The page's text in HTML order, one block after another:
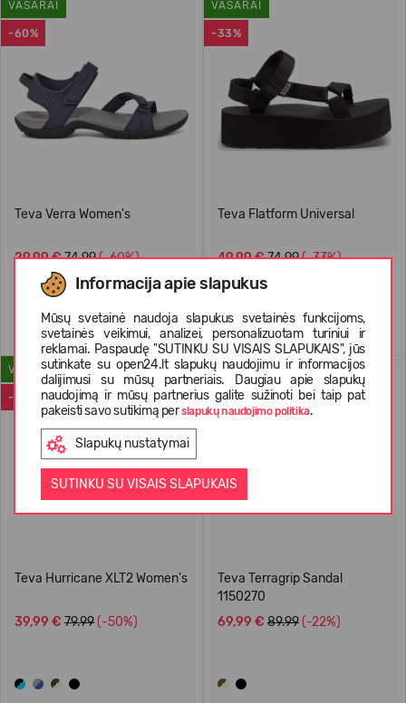
Informacija apie slapukus
Mūsų svetainė naudoja slapukus svetainės funkcijoms,
svetainės veikimui, analizei, personalizuotam turiniui ir
reklamai. Paspaudę "SUTINKU SU VISAIS SLAPUKAIS", jūs
sutinkate su open24.lt slapukų naudojimu ir informacijos
dalijimusi su mūsų partneriais. Daugiau apie slapukų
naudojimą ir mūsų partnerius galite sužinoti bei taip pat
pakeisti savo sutikimą perslapukų naudojimo politika.
Slapukų nustatymai
SUTINKU SU VISAIS SLAPUKAIS
-60%
VASARAI
Teva Verra Women's
29,99 €74.99(-60%)
-33%
VASARAI
Teva Flatform Universal
49,99 €74.99(-33%)
-50%
VASARAI
Teva Hurricane XLT2 Women's
39,99 € 79.99 (-50%)
-22%
VASARAI
Teva Terragrip Sandal
1150270
69,99 € 89.99 (-22%)